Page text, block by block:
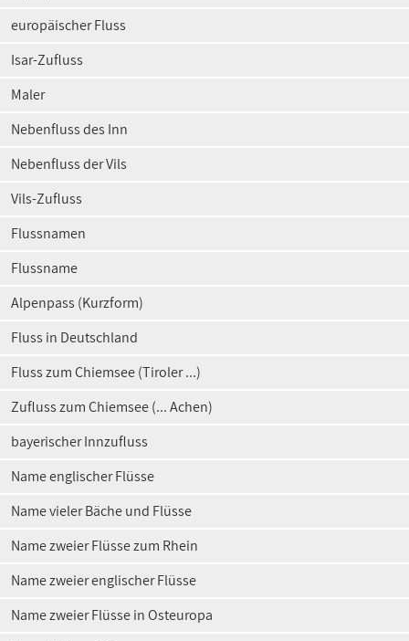
europäischer Fluss
Isar-Zufluss
Maler
Nebenfluss des Inn
Nebenfluss der Vils
Vils-Zufluss
Flussnamen
Flussname
Alpenpass (Kurzform)
Fluss in Deutschland
Fluss zum Chiemsee (Tiroler ...)
Zufluss zum Chiemsee (... Achen)
bayerischer Innzufluss
Name englischer Flüsse
Name vieler Bäche und Flüsse
Name zweier Flüsse zum Rhein
Name zweier englischer Flüsse
Name zweier Flüsse in Osteuropa